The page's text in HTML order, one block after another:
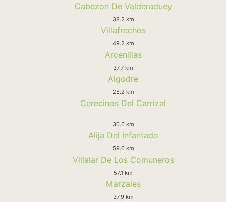
Cabezon De Valderaduey
38.2 km
Villafrechos
49.2 km
Arcenillas
37.7 km
Algodre
25.2 km
Cerecinos Del Carrizal
30.6 km
Alija Del Infantado
59.6 km
Villalar De Los Comuneros
57.1 km
Marzales
37.9 km